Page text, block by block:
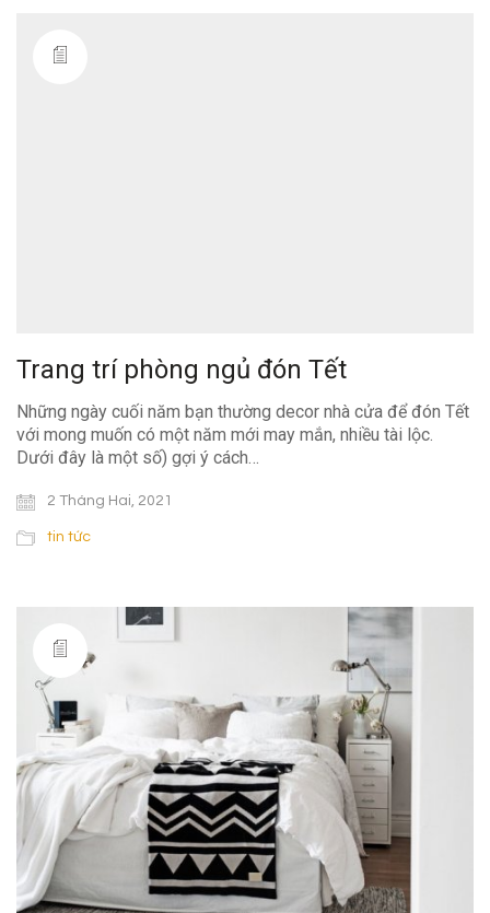
Trang trí phòng ngủ đón Tết
Những ngày cuối năm bạn thường decor nhà cửa để đón Tết
với mong muốn có một năm mới may mắn, nhiều tài lộc.
Dưới đây là một số) gợi ý cách…
2 Tháng Hai, 2021
tin tức